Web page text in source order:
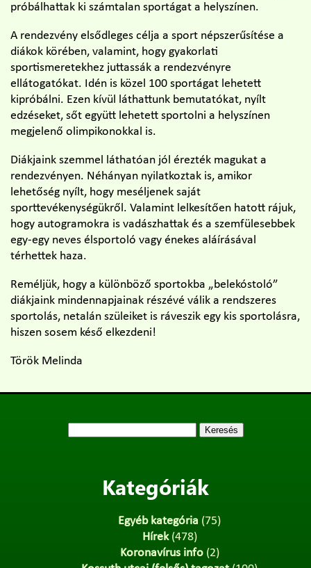
próbálhattak ki számtalan sportágat a helyszínen.
A rendezvény elsődleges célja a sport népszerűsítése a
diákok körében, valamint, hogy gyakorlati
sportismeretekhez juttassák a rendezvényre
ellátogatókat. Idén is közel 100 sportágat lehetett
kipróbálni. Ezen kívül láthattunk bemutatókat, nyílt
edzéseket, sőt együtt lehetett sportolni a helyszínen
megjelenő olimpikonokkal is.
Diákjaink szemmel láthatóan jól érezték magukat a
rendezvényen. Néhányan nyilatkoztak is, amikor
lehetőség nyílt, hogy meséljenek saját
sporttevékenységükről. Valamint lelkesítően hatott rájuk,
hogy autogramokra is vadászhattak és a szemfülesebbek
egy-egy neves élsportoló vagy énekes aláírásával
térhettek haza.
Reméljük, hogy a különböző sportokba „belekóstoló”
diákjaink mindennapjainak részévé válik a rendszeres
sportolás, netalán szüleiket is ráveszik egy kis sportolásra,
hiszen sosem késő elkezdeni!
Török Melinda
Kategóriák
Egyéb kategória (75)
Hírek(478)
Koronavírus info(2)